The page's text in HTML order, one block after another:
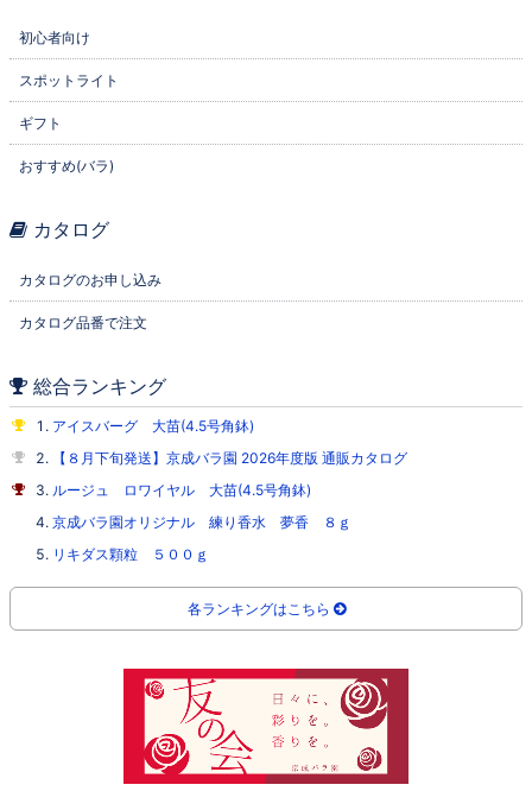
初心者向け
スポットライト
ギフト
おすすめ(バラ)
カタログ
カタログのお申し込み
カタログ品番で注文
総合ランキング
アイスバーグ 大苗(4.5号角鉢)
【８月下旬発送】京成バラ園 2026年度版 通販カタログ
ルージュ ロワイヤル 大苗(4.5号角鉢)
京成バラ園オリジナル 練り香水 夢香 ８ｇ
リキダス顆粒 ５００ｇ
各ランキングはこちら